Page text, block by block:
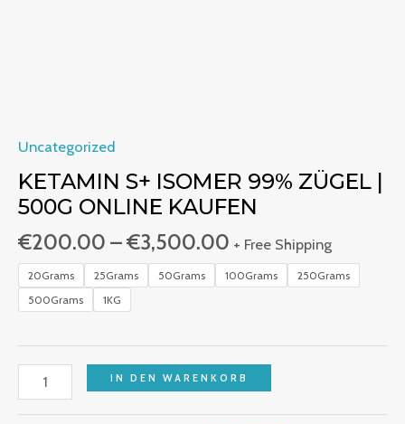
Uncategorized
KETAMIN S+ ISOMER 99% ZÜGEL |
500G ONLINE KAUFEN
€200.00 –€3,500.00 + Free Shipping
20Grams 25Grams 50Grams 100Grams
250Grams
500Grams
1KG
IN DEN WARENKORB